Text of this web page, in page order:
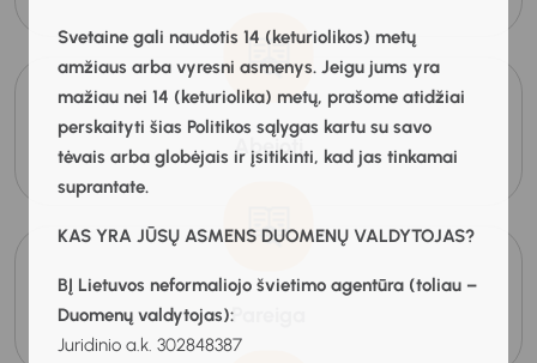
Svetaine gali naudotis 14 (keturiolikos) metų
amžiaus arba vyresni asmenys. Jeigu jums yra
mažiau nei 14 (keturiolika) metų, prašome atidžiai
perskaityti šias Politikos sąlygas kartu su savo
tėvais arba globėjais ir įsitikinti, kad jas tinkamai
suprantate.
KAS YRA JŪSŲ ASMENS DUOMENŲ VALDYTOJAS?
BĮ Lietuvos neformaliojo švietimo agentūra (toliau –
Duomenų valdytojas):
Juridinio a.k. 302848387
Abejoti
Pareiga